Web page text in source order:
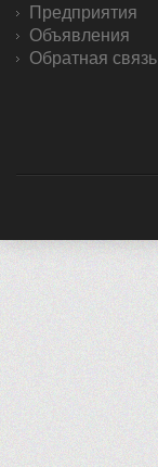
Предприятия
Объявления
Обратная связь